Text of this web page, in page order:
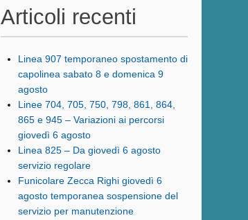
Articoli recenti
Linea 907 temporaneo spostamento di
capolinea sabato 8 e domenica 9
agosto
Linee 704, 705, 750, 798, 861, 864,
865 e 945 – Variazioni ai percorsi
giovedì 6 agosto
Linea 825 – Da giovedì 6 agosto
servizio regolare
Funicolare Zecca Righi giovedì 6
agosto temporanea sospensione del
servizio per manutenzione